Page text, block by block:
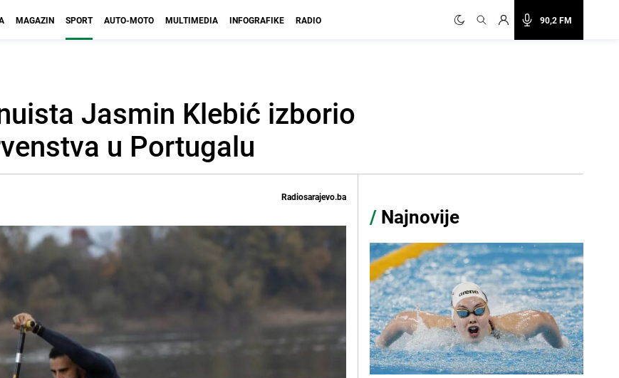
90,2 FM
MAGAZIN SPORT AUTO-MOTO MULTIMEDIA INFOGRAFIKE RADIO
Jasmin Klebić izborio
u Portugalu
Radiosarajevo.ba
/ Najnovije